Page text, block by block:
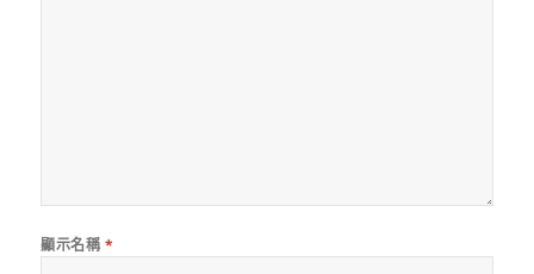
顯示名稱 *